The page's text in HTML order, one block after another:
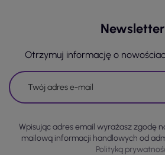
Newsletter
Otrzymuj informację o
Wpisując adres email wyrażasz zgodę
mailową informacji handlowych od
Polityką